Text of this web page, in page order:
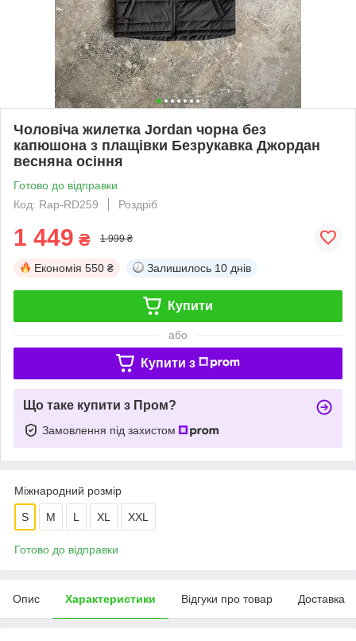
Чоловіча жилетка Jordan чорна без
капюшона з плащівки Безрукавка Джордан
весняна осіння
Готово до відправки
Код: Rap-RD259
Роздріб
1 449 ₴ 1 999 ₴
Економія 550 ₴ Залишилось 10 днів
Купити
або
Купити з
Що таке купити з Пром?
Замовлення під захистом
Міжнародний розмір
S M L XL XXL
Готово до відправки
Опис Характеристики Відгуки про товар Доставка